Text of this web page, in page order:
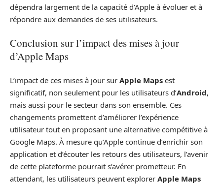
dépendra largement de la capacité d’Apple à évoluer et à
répondre aux demandes de ses utilisateurs.
Conclusion sur l’impact des mises à jour
d’Apple Maps
L’impact de ces mises à jour sur Apple Maps est
significatif, non seulement pour les utilisateurs d’Android,
mais aussi pour le secteur dans son ensemble. Ces
changements promettent d’améliorer l’expérience
utilisateur tout en proposant une alternative compétitive à
Google Maps. À mesure qu’Apple continue d’enrichir son
application et d’écouter les retours des utilisateurs, l’avenir
de cette plateforme pourrait s’avérer prometteur. En
attendant, les utilisateurs peuvent explorer Apple Maps